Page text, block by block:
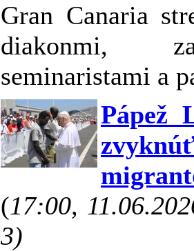
Gran Canaria
diakonmi,
seminaristami a
Pápež
(17:00,
3)